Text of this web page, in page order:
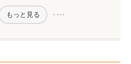
もっと見る